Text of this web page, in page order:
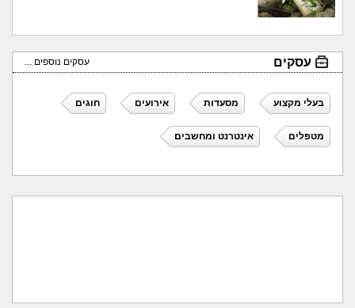
עסקים עסקים נוספים ...
בעלי מקצוע מסעדות אירועים חוגים
מטפלים אינטרנט ומחשבים